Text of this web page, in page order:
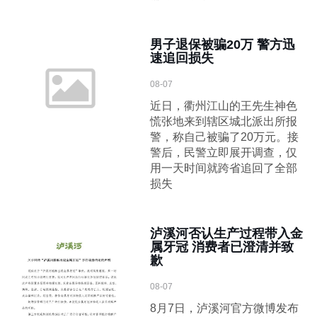
男子退保被骗20万 警方迅
速追回损失
08-07
近日，衢州江山的王先生神色
慌张地来到辖区城北派出所报
警，称自己被骗了20万元。接
警后，民警立即展开调查，仅
用一天时间就跨省追回了全部
损失
泸溪河否认生产过程带入金
属牙冠 消费者已澄清并致
歉
08-07
8月7日，泸溪河官方微博发布